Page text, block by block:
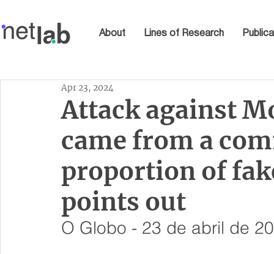
About Lines of Research
Attack against
came from a
proportion of
points out
Apr 23, 2024
O Globo - 23 de abril de